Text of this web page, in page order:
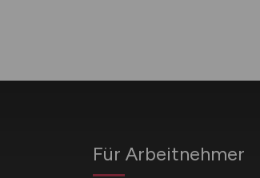
Für Arbeitnehmer